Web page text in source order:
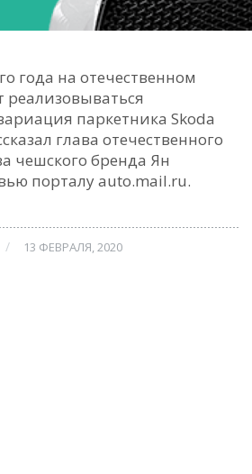
года на отечественном
реализовываться
паркетника Skoda
глава отечественного
чешского бренда Ян
порталу auto.mail.ru.
/ 13 ФЕВРАЛЯ, 2020